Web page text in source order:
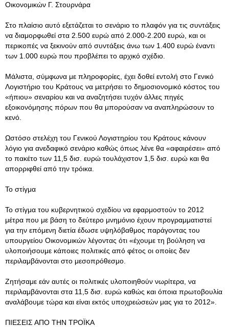
Οικονομικών Γ. Στουρνάρα
Στο πλαίσιο αυτό εξετάζεται το σενάριο το πλαφόν για τις συντάξεις
να διαμορφωθεί στα 2.500 ευρώ από 2.000-2.200 ευρώ, και οι
περικοπές να ξεκινούν από συντάξεις άνω των 1.400 ευρώ έναντι
των 1.000 ευρώ που προβλέπει το αρχικό σχέδιο.
Μάλιστα, σύμφωνα με πληροφορίες, έχει δοθεί εντολή στο Γενικό
Λογιστήριο του Κράτους να μετρήσει το δημοσιονομικό κόστος του
«ήπιου» σεναρίου και να αναζητήσει τυχόν άλλες πηγές
εξοικονόμησης πόρων που θα μπορούσαν να αναπληρώσουν το
κενό.
Ωστόσο στελέχη του Γενικού Λογιστηρίου του Κράτους κάνουν
λόγιο για ανεδαφικό σενάριο καθώς όπως λένε θα «αφαιρέσει» από
το πακέτο των 11,5 δισ. ευρώ τουλάχιστον 1,5 δισ. ευρώ και θα
απορριφθεί από την τρόικα.
Το στίγμα
Το στίγμα του κυβερνητικού σχεδίου να εφαρμοστούν το 2012
μέτρα που με βάση το δεύτερο μνημόνιο έχουν προγραμματιστεί
για την επόμενη διετία έδωσε υψηλόβαθμος παράγοντας του
υπουργείου Οικονομικών λέγοντας ότι «έχουμε τη βούληση να
υλοποιήσουμε κάποιες πολιτικές από φέτος οι οποίες δεν
περιλαμβάνονται στο μεσοπρόθεσμο.
Ζητήσαμε εάν αυτές οι πολιτικές υλοποιηθούν νωρίτερα, να
περιλαμβάνονται στα 11,5 δισ. ευρώ καθώς και όποια πρωτοβουλία
αναλάβουμε τώρα και είναι εκτός υποχρεώσεών μας για το 2012».
ΠΙΕΣΕΙΣ ΑΠΟ ΤΗΝ ΤΡΟΪΚΑ